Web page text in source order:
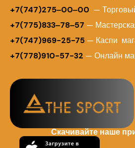
+7(747)275‒00‒00 —
+7(775)833‒78‒57 —
+7(747)969-25-75 — Каспи
+7(778)910-57-32 — Онлайн
Скачивайте наше